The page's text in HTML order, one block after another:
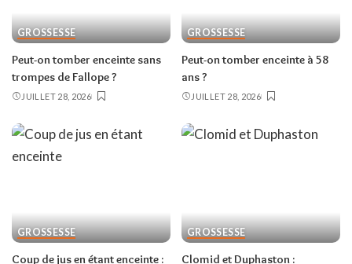
GROSSESSE
Peut-on tomber enceinte sans
trompes de Fallope ?
JUILLET 28, 2026
GROSSESSE
Peut-on tomber enceinte à 58
ans ?
JUILLET 28, 2026
GROSSESSE
Coup de jus en étant enceinte :
GROSSESSE
Clomid et Duphaston :